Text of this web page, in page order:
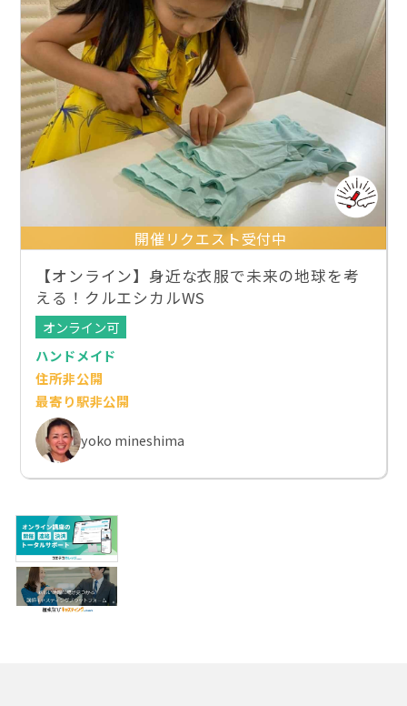
開催リクエスト受付中
【オンライン】身近な衣服で未来の地球を考
える！クルエシカルWS
オンライン可
ハンドメイド
住所非公開
最寄り駅非公開
yoko mineshima